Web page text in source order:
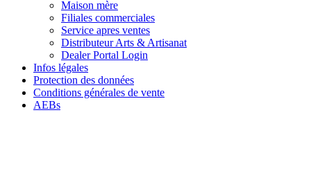
Maison mère
Filiales commerciales
Service apres ventes
Distributeur Arts & Artisanat
Dealer Portal Login
Infos légales
Protection des données
Conditions générales de vente
AEBs